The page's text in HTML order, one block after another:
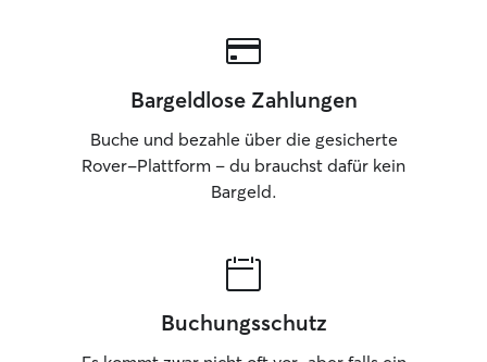
Bargeldlose Zahlungen
Buche und bezahle über die gesicherte
Rover-Plattform – du brauchst dafür kein
Bargeld.
Buchungsschutz